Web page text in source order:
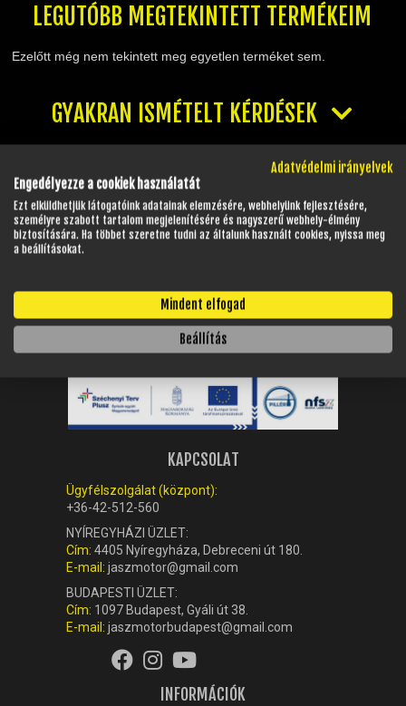
LEGUTÓBB MEGTEKINTETT TERMÉKEIM
Ezelőtt még nem tekintett meg egyetlen terméket sem.
GYAKRAN ISMÉTELT KÉRDÉSEK
NYITVATARTÁS
Hétfő - Péntek: 08:00 - 17:00
Szombat:
Vasárnap: Zárva
KAPCSOLAT
Ügyfélszolgálat (központ):
+36-42-512-560
NYÍREGYHÁZI ÜZLET:
Cím: 4405 Nyíregyháza, Debreceni út 180.
E-mail: jaszmotor@gmail.com
BUDAPESTI ÜZLET:
Cím: 1097 Budapest, Gyáli út 38.
E-mail: jaszmotorbudapest@gmail.com
INFORMÁCIÓK
Adatvédelmi irányelvek
Engedélyezze a cookiek használatát
Ezt elküldhetjük látogatóink adatainak elemzésére, webhelyünk fejlesztésére,
személyre szabott tartalom megjelenítésére és nagyszerű webhely-élmény
biztosítására. Ha többet szeretne tudni az általunk használt cookies, nyissa meg
a beállításokat.
Mindent elfogad
Beállítás